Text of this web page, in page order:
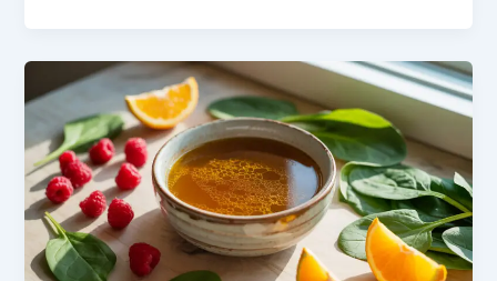
ZUCKER-
DETOX
CHALLENGE:
Für
RADIKAL
verbesserte
Haut